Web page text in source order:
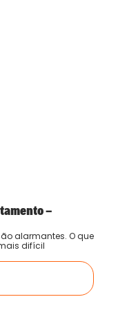
–
alarmantes. O que
difícil